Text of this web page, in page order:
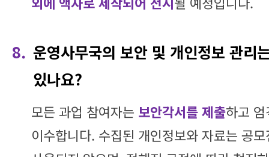
8. 운영사무국의 보안 및 개인정보 관리
있나요?
모든 과업 참여자는 보안각서를 제출하고
이수합니다. 수집된 개인정보와 자료는 공